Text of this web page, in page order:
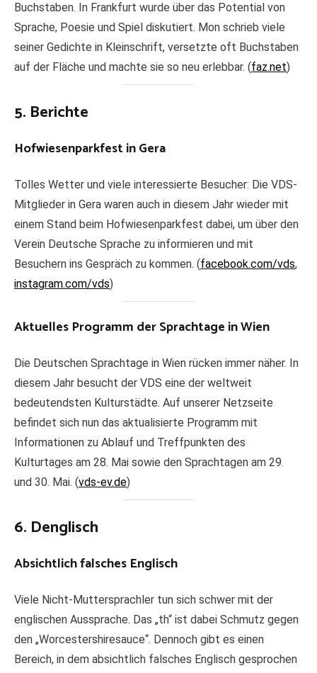
Buchstaben. In Frankfurt wurde über das Potential von
Sprache, Poesie und Spiel diskutiert. Mon schrieb viele
seiner Gedichte in Kleinschrift, versetzte oft Buchstaben
auf der Fläche und machte sie so neu erlebbar. (faz.net)
5. Berichte
Hofwiesenparkfest in Gera
Tolles Wetter und viele interessierte Besucher: Die VDS-
Mitglieder in Gera waren auch in diesem Jahr wieder mit
einem Stand beim Hofwiesenparkfest dabei, um über den
Verein Deutsche Sprache zu informieren und mit
Besuchern ins Gespräch zu kommen. (facebook.com/vds,
instagram.com/vds)
Aktuelles Programm der Sprachtage in Wien
Die Deutschen Sprachtage in Wien rücken immer näher. In
diesem Jahr besucht der VDS eine der weltweit
bedeutendsten Kulturstädte. Auf unserer Netzseite
befindet sich nun das aktualisierte Programm mit
Informationen zu Ablauf und Treffpunkten des
Kulturtages am 28. Mai sowie den Sprachtagen am 29.
und 30. Mai. (vds-ev.de)
6. Denglisch
Absichtlich falsches Englisch
Viele Nicht-Muttersprachler tun sich schwer mit der
englischen Aussprache. Das „th“ ist dabei Schmutz gegen
den „Worcestershiresauce“. Dennoch gibt es einen
Bereich, in dem absichtlich falsches Englisch gesprochen